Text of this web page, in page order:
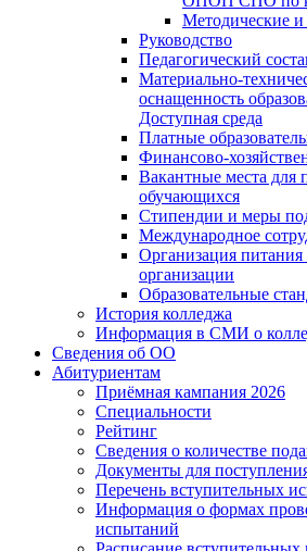
Методические
Руководство
Педагогический
Материально-
оснащенность
Доступная среда
Платные
Финансово-
Вакантные места для
обучающихся
Стипендии и меры
Международное
Организация питания
организации
Образовательные
История колледжа
Информация в СМИ о
Сведения об ОО
Абитуриентам
Приёмная кампания 2026
Специальности
Рейтинг
Сведения о количестве
Документы для
Перечень вступительных
Информация о формах
испытаний